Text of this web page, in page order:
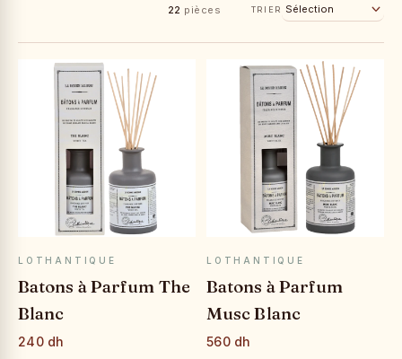
22 pièces TRIER
APERÇU RAPIDE
LOTHANTIQUE
Batons à Parfum The
Blanc
240 dh
APERÇU RAPIDE
LOTHANTIQUE
Batons à Parfum
Musc Blanc
560 dh